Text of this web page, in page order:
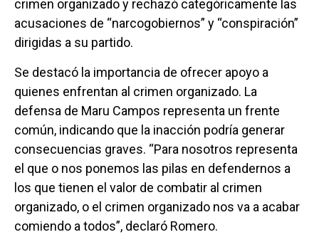
crimen organizado y rechazó categóricamente las
acusaciones de “narcogobiernos” y “conspiración”
dirigidas a su partido.
Se destacó la importancia de ofrecer apoyo a
quienes enfrentan al crimen organizado. La
defensa de Maru Campos representa un frente
común, indicando que la inacción podría generar
consecuencias graves. “Para nosotros representa
el que o nos ponemos las pilas en defendernos a
los que tienen el valor de combatir al crimen
organizado, o el crimen organizado nos va a acabar
comiendo a todos”, declaró Romero.